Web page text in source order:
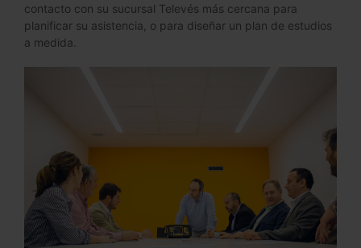
contacto con su sucursal Televés más cercana para
planificar su asistencia, o para diseñar un plan de estudios
a medida.